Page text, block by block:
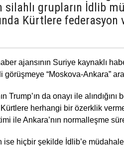
silahlı grupların İdlib
Kürtlere
ajansının Suriye kaynaklı
görüşmeye “Moskova-Ankara”
Trump’ın da onayı ile
Kürtlere herhangi bir özerklik
ile Ankara’nın normalleşme
ise hiçbir şekilde İdlib’e